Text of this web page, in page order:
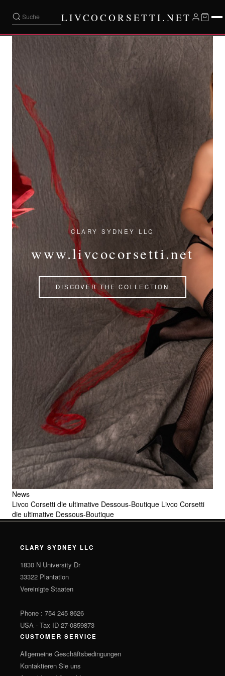
LIVCOCORSETTI.NET
CLARY SYDNEY LLC
www.livcocorsetti.net
DISCOVER THE COLLECTION
News
Livco Corsetti die ultimative Dessous-Boutique Livco Corsetti
die ultimative Dessous-Boutique
CLARY SYDNEY LLC
1830 N University Dr
33322 Plantation
Vereinigte Staaten
Phone : 754 245 8626
USA - Tax ID 27-0859873
CUSTOMER SERVICE
Allgemeine Geschäftsbedingungen
Kontaktieren Sie uns